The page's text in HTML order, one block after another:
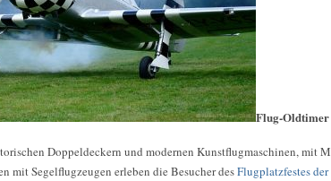
Flug-Oldtimer
Doppeldeckern und modernen Kunstflugmaschinen, mit
mit Segelflugzeugen erleben die Besucher desFlugplatzfestes